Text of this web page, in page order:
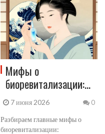
Мифы о
биоревитализации:
правда об объеме,
боли и привыкании
7 июня 2026 0
Разбираем главные мифы о
биоревитализации: